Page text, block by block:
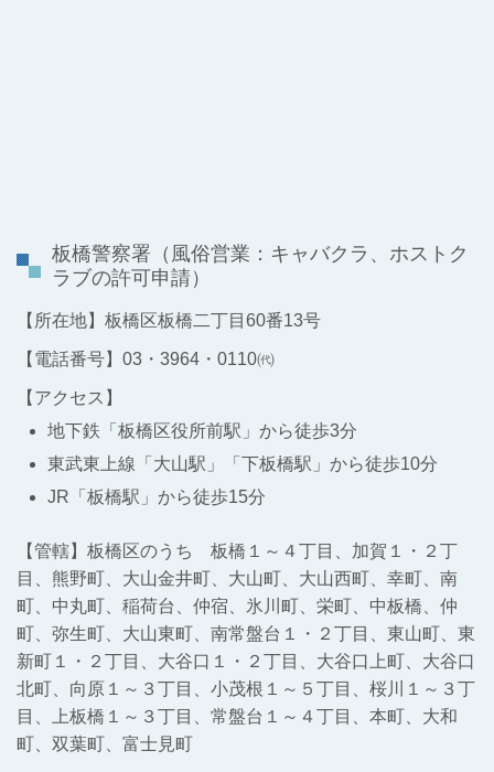
板橋警察署 （風俗営業：キャバクラ、ホストク
ラブの許可申請）
【所在地】板橋区板橋二丁目60番13号
【電話番号】03・3964・0110㈹
【アクセス】
地下鉄「板橋区役所前駅」から徒歩3分
東武東上線「大山駅」「下板橋駅」から徒歩10分
JR「板橋駅」から徒歩15分
【管轄】板橋区のうち 板橋１～４丁目、加賀１・２丁
目、熊野町、大山金井町、大山町、大山西町、幸町、南
町、中丸町、稲荷台、仲宿、氷川町、栄町、中板橋、仲
町、弥生町、大山東町、南常盤台１・２丁目、東山町、東
新町１・２丁目、大谷口１・２丁目、大谷口上町、大谷口
北町、向原１～３丁目、小茂根１～５丁目、桜川１～３丁
目、上板橋１～３丁目、常盤台１～４丁目、本町、大和
町、双葉町、富士見町